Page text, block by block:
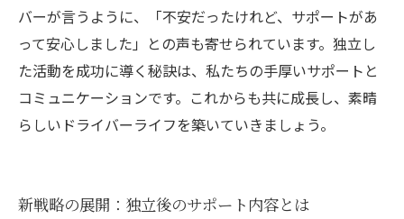
バーが言うように、「不安だったけれど、サポートがあ
って安心しました」との声も寄せられています。独立し
た活動を成功に導く秘訣は、私たちの手厚いサポートと
コミュニケーションです。これからも共に成長し、素晴
らしいドライバーライフを築いていきましょう。
新戦略の展開：独立後のサポート内容とは